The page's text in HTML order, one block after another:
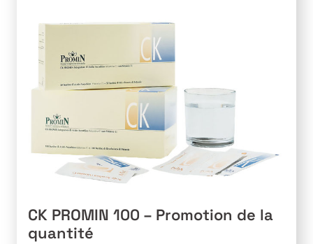
choisies
sur
la
page
du
produit
CK PROMIN 100 – Promotion de la
quantité